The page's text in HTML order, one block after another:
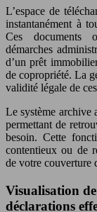
L’espace de
instantanément à
Ces documents
démarches
d’un prêt
de copropriété. La
validité légale de
Le système archive
permettant de
besoin. Cette
contentieux ou de
de votre couverture
Visualisation
déclarations